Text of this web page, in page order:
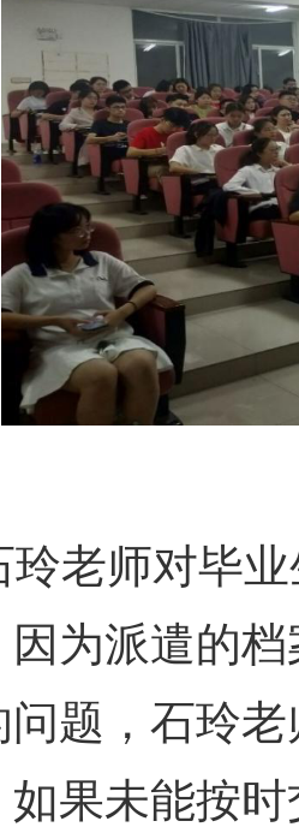
老师对毕业
为派遣的
问题，石玲
如果未能按